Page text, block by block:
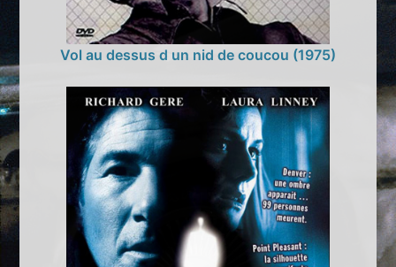
Vol au dessus d un nid de coucou (1975)